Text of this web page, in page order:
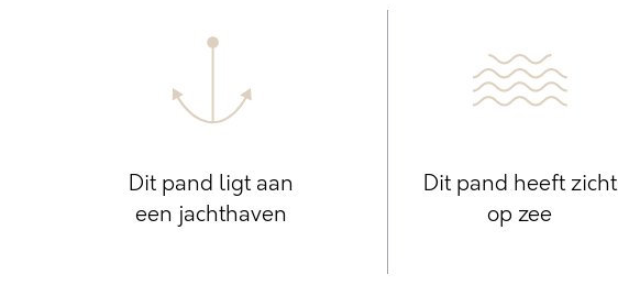
Dit pand ligt aan
een jachthaven
Dit pand heeft zicht
op zee